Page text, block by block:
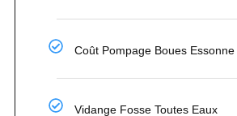
Coût Pompage Boues Essonne
Vidange Fosse Toutes Eaux